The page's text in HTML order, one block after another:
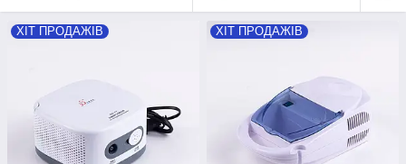
ХІТ ПРОДАЖІВ ХІТ ПРОДАЖІВ